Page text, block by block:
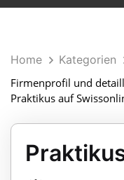
Home Kategorien
Firmenprofil und
Praktikus auf